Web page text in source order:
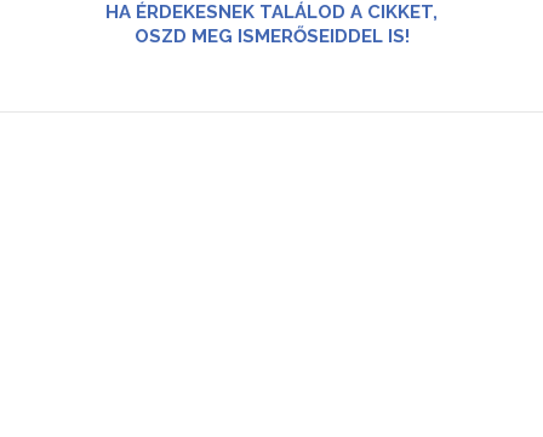
HA ÉRDEKESNEK TALÁLOD A CIKKET,
OSZD MEG ISMERŐSEIDDEL IS!